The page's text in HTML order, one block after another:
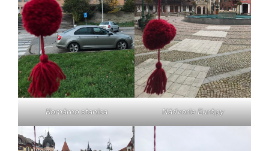
Komárno stanica Nádvorie Európy